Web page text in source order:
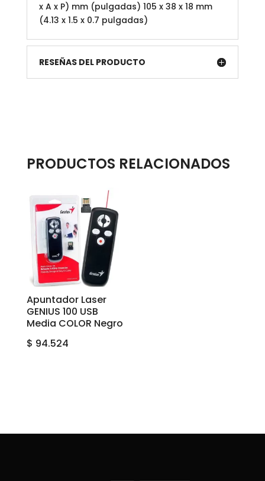
x A x P) mm (pulgadas) 105 x 38 x 18 mm
(4.13 x 1.5 x 0.7 pulgadas)
RESEÑAS DEL PRODUCTO
PRODUCTOS RELACIONADOS
Apuntador Laser
GENIUS 100 USB
Media COLOR Negro
$ 94.524